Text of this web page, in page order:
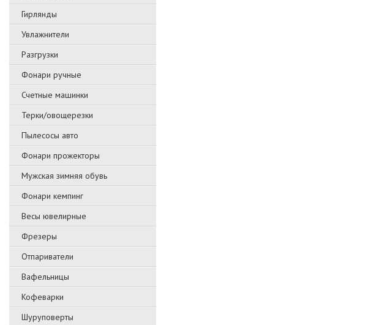
Гирлянды
Увлажнители
Разгрузки
Фонари ручные
Счетные машинки
Терки/овощерезки
Пылесосы авто
Фонари прожекторы
Мужская зимняя обувь
Фонари кемпинг
Весы ювелирные
Фрезеры
Отпариватели
Вафельницы
Кофеварки
Шуруповерты